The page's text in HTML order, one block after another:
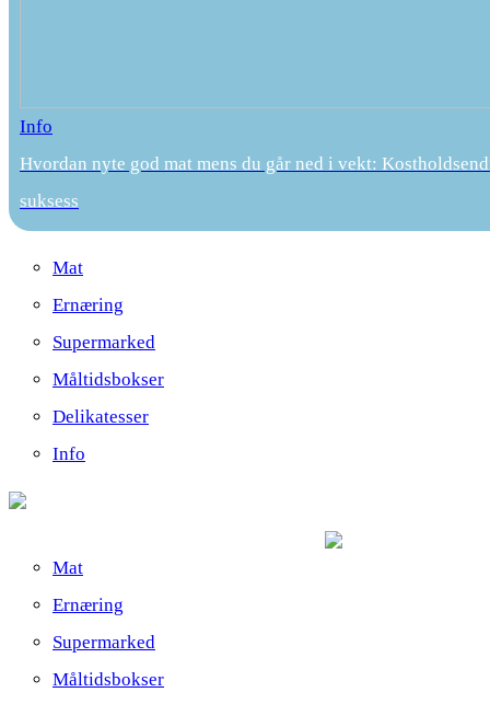
Info
Hvordan nyte god mat mens du går ned i vekt:
suksess
Mat
Ernæring
Supermarked
Måltidsbokser
Delikatesser
Info
Mat
Ernæring
Supermarked
Måltidsbokser